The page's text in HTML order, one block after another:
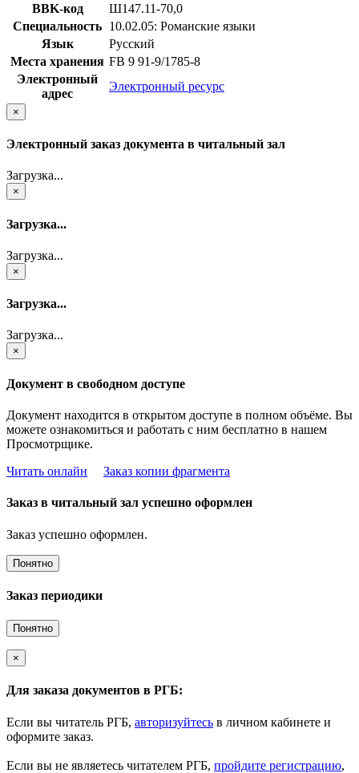
BBK-код
Ш147.11-70,0
Специальность 10.02.05: Романские языки
Язык
Русский
Места хранения FB 9 91-9/1785-8
Электронный
адрес
Электронный ресурс
×
Электронный заказ документа в читальный зал
Загрузка...
×
Загрузка...
Загрузка...
×
Загрузка...
Загрузка...
×
Документ в свободном доступе
Документ находится в открытом доступе в полном объёме. Вы
можете ознакомиться и работать с ним бесплатно в нашем
Просмотрщике.
Читать онлайн
Заказ копии фрагмента
Заказ в читальный зал успешно оформлен
Заказ успешно оформлен.
Понятно
Заказ периодики
Понятно
×
Для заказа документов в РГБ:
Если вы читатель РГБ, авторизуйтесь в личном кабинете и
оформите заказ.
Если вы не являетесь читателем РГБ, пройдите регистрацию,